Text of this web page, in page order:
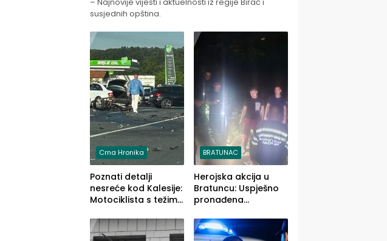
susjednih opština.
Crna Hronika
Poznati detalji
nesreće kod Kalesije:
Motociklista s težim,
lakšim povredama
BRATUNAC
Herojska akcija u
Bratuncu: Uspješno
pronađena
a Ivanka Lazić,
rodom iz Kravice.